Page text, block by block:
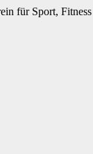
für Sport,